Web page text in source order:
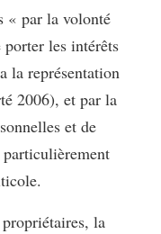
« par la volonté
porter les intérêts
la représentation
2006), et par la
et de
la